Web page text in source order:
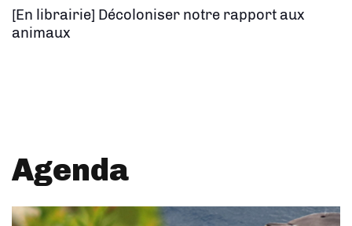
[En librairie] Décoloniser notre rapport aux
animaux
Agenda